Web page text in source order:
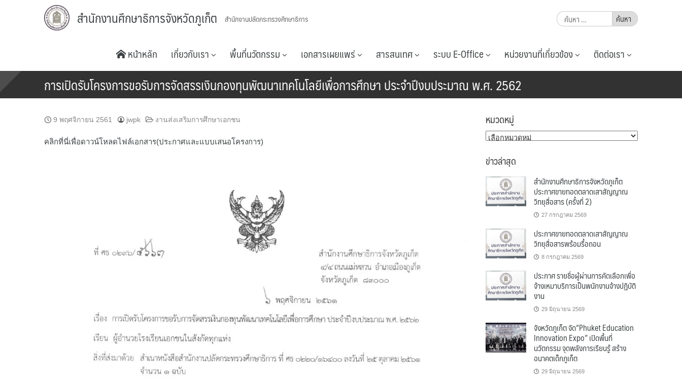
สำนักงานศึกษาธิการจังหวัดภูเก็ต สำนักงานปลัดกระทรวงศึกษาธิการ
ค้นหา
สำหรับ:
หน้าหลัก เกี่ยวกับเรา พื้นที่นวัตกรรม เอกสารเผยแพร่ สารสนเทศ ระบบ E-Office หน่วยงานที่เกี่ยวข้อง ติดต่อเรา
การเปิดรับโครงการขอรับการจัดสรรเงินกองทุนพัฒนาเทคโนโลยีเพื่อการศึกษา ประจำปีงบประมาณ พ.ศ. 2562
9 พฤศจิกายน 2561 jwpk งานส่งเสริมการศึกษาเอกชน
คลิกที่นี่เพื่อดาวน์โหลดไฟล์เอกสาร(ประกาศและแบบเสนอโครงการ)
หมวดหมู่
หมวด
ข่าวล่าสุด
สำนักงานศึกษาธิการจังหวัดภูเก็ต
ประกาศขายทอดตลาดเสาสัญญาณ
วิทยุสื่อสาร (ครั้งที่ 2)
27 กรกฎาคม 2569
ประกาศขายทอดตลาดเสาสัญญาณ
วิทยุสื่อสารพร้อมรื้อถอน
8 กรกฎาคม 2569
ประกาศ รายชื่อผู้ผ่านการคัดเลือกเพื่อ
จ้างเหมาบริการเป็นพนักงานจ้างปฏิบัติ
งาน
29 มิถุนายน 2569
จังหวัดภูเก็ต จัด“Phuket Education
Innovation Expo” เปิดพื้นที่
นวัตกรรม จุดพลังการเรียนรู้ สร้าง
อนาคตเด็กภูเก็ต
29 มิถุนายน 2569